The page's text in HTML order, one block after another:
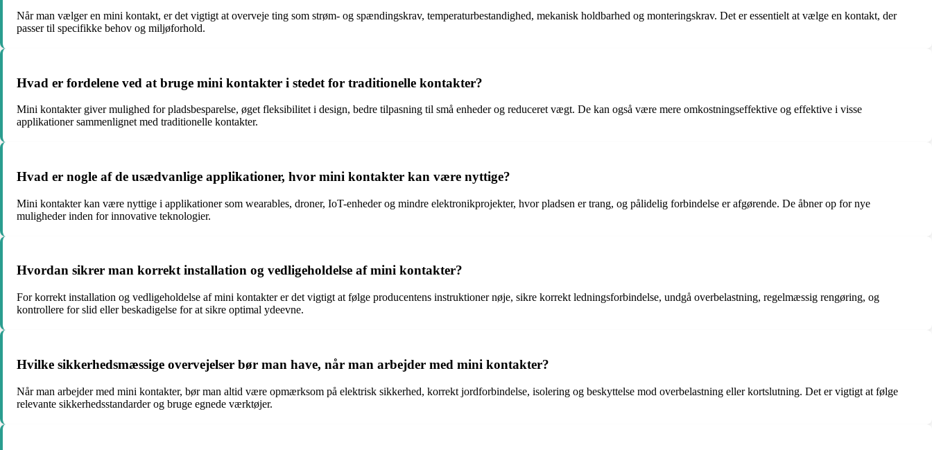
Når man vælger en mini kontakt, er det vigtigt at overveje ting som strøm- og spændingskrav, temperaturbestandighed, mekanisk holdbarhed og monteringskrav. Det er essentielt at vælge en kontakt, der
passer til specifikke behov og miljøforhold.
Hvad er fordelene ved at bruge mini kontakter i stedet for traditionelle kontakter?
Mini kontakter giver mulighed for pladsbesparelse, øget fleksibilitet i design, bedre tilpasning til små enheder og reduceret vægt. De kan også være mere omkostningseffektive og effektive i visse
applikationer sammenlignet med traditionelle kontakter.
Hvad er nogle af de usædvanlige applikationer, hvor mini kontakter kan være nyttige?
Mini kontakter kan være nyttige i applikationer som wearables, droner, IoT-enheder og mindre elektronikprojekter, hvor pladsen er trang, og pålidelig forbindelse er afgørende. De åbner op for nye
muligheder inden for innovative teknologier.
Hvordan sikrer man korrekt installation og vedligeholdelse af mini kontakter?
For korrekt installation og vedligeholdelse af mini kontakter er det vigtigt at følge producentens instruktioner nøje, sikre korrekt ledningsforbindelse, undgå overbelastning, regelmæssig rengøring, og
kontrollere for slid eller beskadigelse for at sikre optimal ydeevne.
Hvilke sikkerhedsmæssige overvejelser bør man have, når man arbejder med mini kontakter?
Når man arbejder med mini kontakter, bør man altid være opmærksom på elektrisk sikkerhed, korrekt jordforbindelse, isolering og beskyttelse mod overbelastning eller kortslutning. Det er vigtigt at følge
relevante sikkerhedsstandarder og bruge egnede værktøjer.